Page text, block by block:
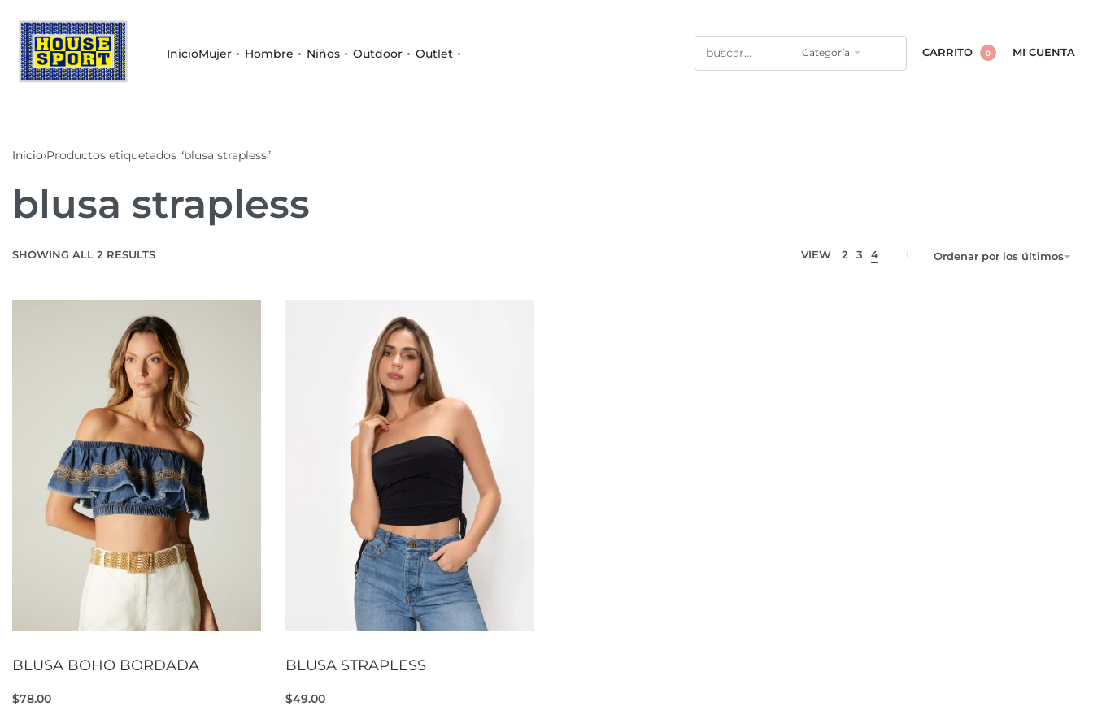
InicioMujer Hombre Niños Outdoor Outlet Categoría CARRITO 0 MI CUENTA
Inicio›Productos etiquetados “blusa strapless”
blusa strapless
SHOWING ALL 2 RESULTS VIEW 2 3 4 Ordenar por los últimos
BLUSA BOHO BORDADA
$78.00
BLUSA STRAPLESS
$49.00